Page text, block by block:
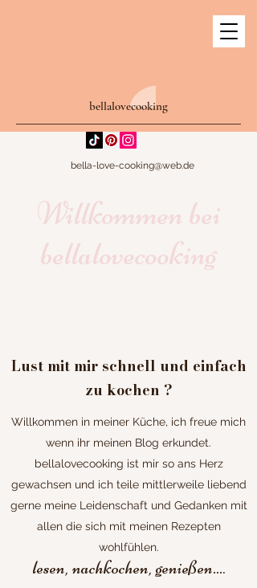
bellalovecooking
bella-love-cooking@web.de
Willkommen bei
bellalovecooking
Lust mit mir schnell und einfach
zu kochen ?
Willkommen in meiner Küche, ich freue mich
wenn ihr meinen Blog erkundet.
bellalovecooking ist mir so ans Herz
gewachsen und ich teile mittlerweile liebend
gerne meine Leidenschaft und Gedanken mit
allen die sich mit meinen Rezepten
wohlfühlen.
lesen, nachkochen, genießen....